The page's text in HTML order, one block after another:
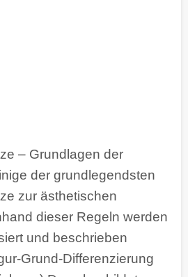
– Grundlagen der
der grundlegendsten
zur ästhetischen
dieser Regeln werden
und beschrieben
Grund-Differenzierung